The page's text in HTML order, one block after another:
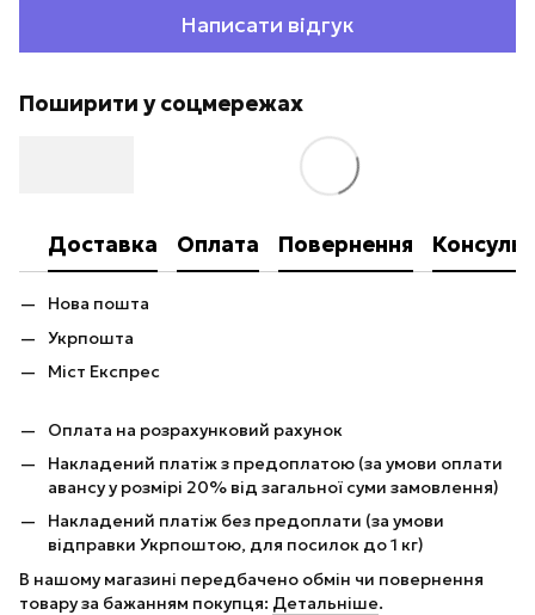
Написати відгук
Поширити у соцмережах
Доставка Оплата Повернення
Нова пошта
Укрпошта
Міст Експрес
Оплата на розрахунковий рахунок
Накладений платіж з предоплатою (за умови оплати
авансу у розмірі 20% від загальної суми замовлення)
Накладений платіж без предоплати (за умови
відправки Укрпоштою, для посилок до 1 кг)
В нашому магазині передбачено обмін чи повернення
товару за бажанням покупця: Детальніше.